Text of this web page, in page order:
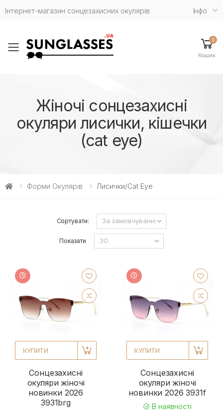
Інтернет-магазин сонцезахисних окулярів Iнфо
Toggle mobile menu
0
Кошик
Жіночі сонцезахисні
окуляри лисички, кішечки
(cat eye)
Форми Окулярів Лисички/cat Eye
Сортувати:
Показати
КУПИТИ
Сонцезахисні
окуляри жіночі
новинки 2026
3931brg
КУПИТИ
Сонцезахисні
окуляри жіночі
новинки 2026 3931f
В наявності